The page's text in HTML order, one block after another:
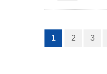
1 2 3